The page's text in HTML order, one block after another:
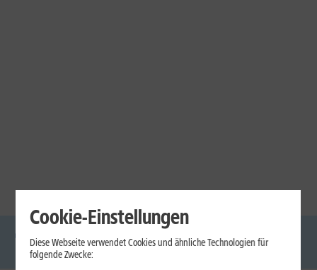
Glasfaser Internet Handys
Mobilfunk-
Laptops
Cookie-Einstellungen
Diese Webseite verwendet Cookies und ähnliche Technologien für
folgende Zwecke: